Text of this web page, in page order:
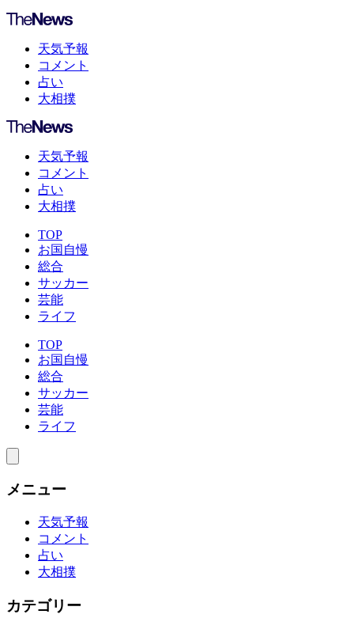
天気予報
コメント
占い
大相撲
天気予報
コメント
占い
大相撲
TOP
お国自慢
総合
サッカー
芸能
ライフ
TOP
お国自慢
総合
サッカー
芸能
ライフ
メニュー
天気予報
コメント
占い
大相撲
カテゴリー